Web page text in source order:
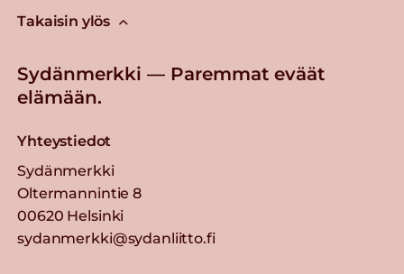
Takaisin ylös
Sydänmerkki — Paremmat eväät
elämään.
Yhteystiedot
Sydänmerkki
Oltermannintie 8
00620 Helsinki
sydanmerkki@sydanliitto.fi